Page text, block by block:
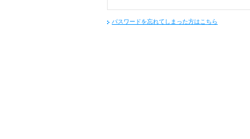
パスワードを忘れてしまった方はこちら